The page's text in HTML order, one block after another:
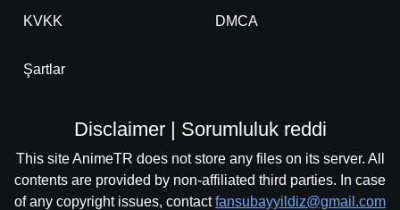
KVKK DMCA
Şartlar
Disclaimer | Sorumluluk reddi
This site AnimeTR does not store any files on its server. All
contents are provided by non-affiliated third parties. In case
of any copyright issues, contactfansubayyildiz@gmail.com